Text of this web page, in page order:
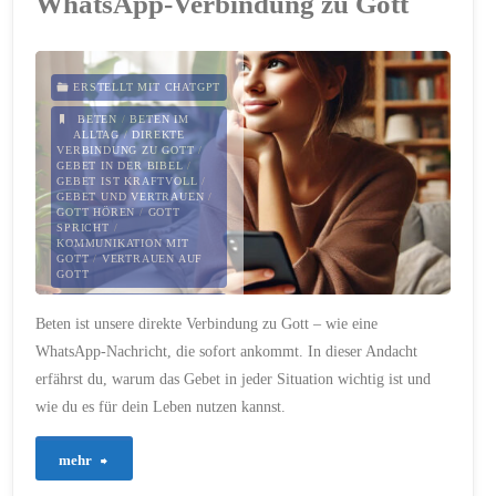
Engel"
ERSTELLT MIT CHATGPT
BETEN /BETEN IM
ALLTAG/DIREKTE
VERBINDUNG ZU GOTT/
GEBET IN DER BIBEL /
GEBET IST KRAFTVOLL /
GEBET UND VERTRAUEN /
GOTT HÖREN/ GOTT
SPRICHT /
KOMMUNIKATION MIT
GOTT/VERTRAUEN AUF
GOTT
Beten ist unsere direkte Verbindung zu Gott – wie eine
WhatsApp-Nachricht, die sofort ankommt. In dieser Andacht
erfährst du, warum das Gebet in jeder Situation wichtig ist und
wie du es für dein Leben nutzen kannst.
mehr